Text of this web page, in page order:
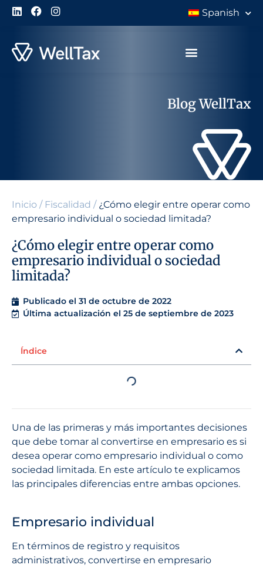
Spanish
Blog WellTax
Inicio / Fiscalidad / ¿Cómo elegir entre operar como
empresario individual o sociedad limitada?
¿Cómo elegir entre operar como
empresario individual o sociedad
limitada?
Publicado el 31 de octubre de 2022
Última actualización el 25 de septiembre de 2023
Índice
Una de las primeras y más importantes decisiones
que debe tomar al convertirse en empresario es si
desea operar como empresario individual o como
sociedad limitada. En este artículo te explicamos
las principales diferencias entre ambas opciones.
Empresario individual
En términos de registro y requisitos
administrativos, convertirse en empresario